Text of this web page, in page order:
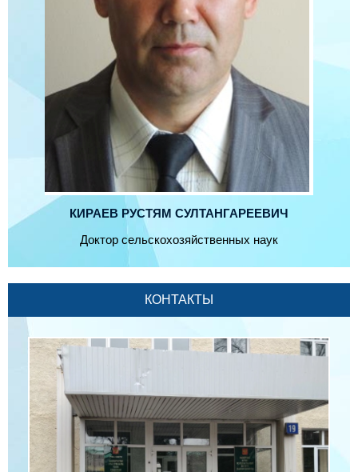
КИРАЕВ РУСТЯМ СУЛТАНГАРЕЕВИЧ
Доктор сельскохозяйственных наук
КОНТАКТЫ